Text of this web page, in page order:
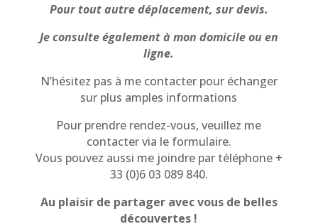
Pour tout autre déplacement, sur devis.
Je consulte également à mon domicile ou en
ligne.
N’hésitez pas à me contacter pour échanger
sur plus amples informations
Pour prendre rendez-vous, veuillez me
contacter via le formulaire.
Vous pouvez aussi me joindre par téléphone +
33 (0)6 03 089 840.
Au plaisir de partager avec vous de belles
découvertes !